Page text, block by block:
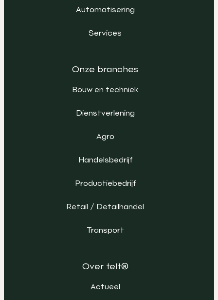
Automatisering
Services
Onze branches
Bouw en techniek
Dienstverlening
Agro
Handelsbedrijf
Productiebedrijf
Retail / Detailhandel
Transport
Over telt®
Actueel